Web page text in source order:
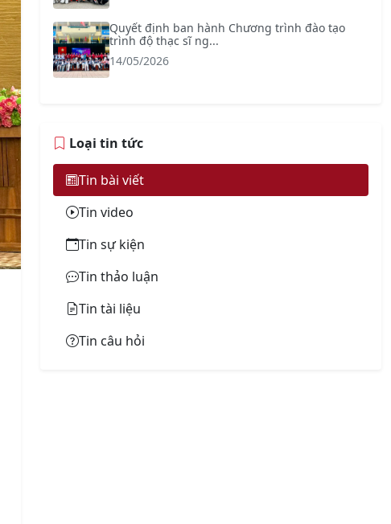
Quyết định ban hành Chương trình đào tạo
trình độ thạc sĩ ng...
14/05/2026
Loại tin tức
Tin bài viết
Tin video
Tin sự kiện
Tin thảo luận
Tin tài liệu
Tin câu hỏi